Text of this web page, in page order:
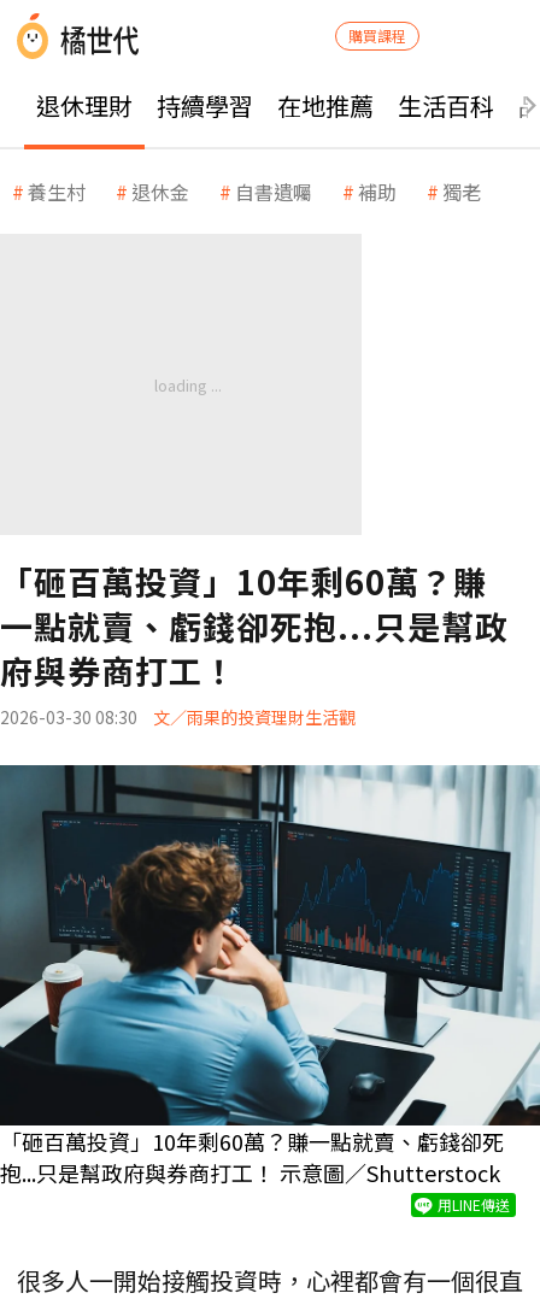
購買課程
退休理財 持續學習 在地推薦 生活百科
養生村 退休金 自書遺囑 補助 獨老
「砸百萬投資」10年剩60萬？賺
一點就賣、虧錢卻死抱...只是幫政
府與券商打工！
2026-03-30 08:30 文／雨果的投資理財生活觀
「砸百萬投資」10年剩60萬？賺一點就賣、虧錢卻死
抱...只是幫政府與券商打工！ 示意圖／Shutterstock
用LINE傳送
很多人一開始接觸投資時，心裡都會有一個很直